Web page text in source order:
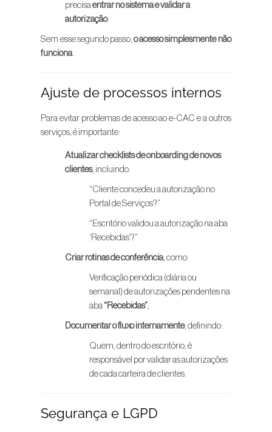
precisaentrar no sistema e validar a
autorização.
Sem esse segundo passo,o acesso simplesmente não
funciona.
Ajuste de processos internos
Para evitar problemas de acesso ao e-CAC e a outros
serviços, é importante:
Atualizar checklists de onboarding de novos
clientes, incluindo:
“Cliente concedeu a autorização no
Portal de Serviços?”
“Escritório validou a autorização na aba
‘Recebidas’?”
Criar rotinas de conferência, como:
Verificação periódica (diária ou
semanal) de autorizações pendentes na
aba “Recebidas”;
Documentar o fluxo internamente, definindo:
Quem, dentro do escritório, é
responsável por validar as autorizações
de cada carteira de clientes.
Segurança e LGPD